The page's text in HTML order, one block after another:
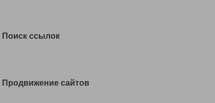
Поиск ссылок
Продвижение сайтов